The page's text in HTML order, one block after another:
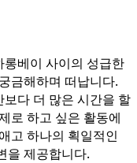
베이 사이의 성급한
금해하며 떠납니다.
다 더 많은 시간을 할
로 하고 싶은 활동에
고 하나의 획일적인
을 제공합니다.